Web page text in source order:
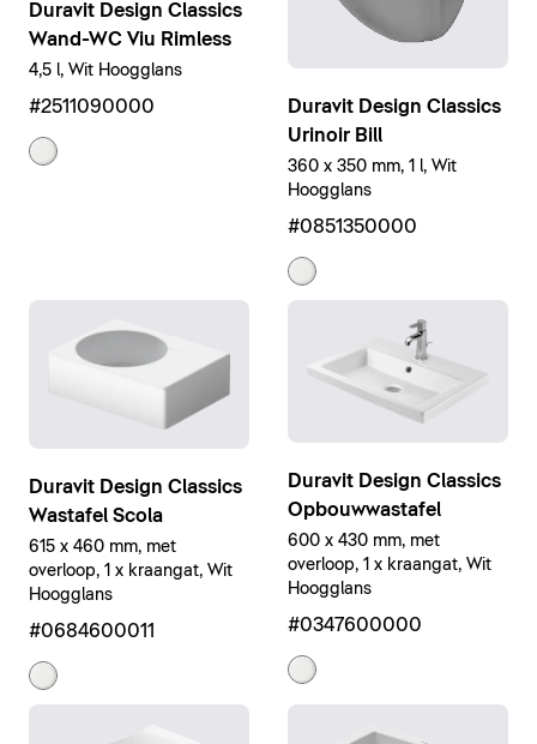
Duravit Design Classics
Wand-WC Viu Rimless
4,5 l, Wit Hoogglans
#2511090000
Duravit Design Classics
Urinoir Bill
360 x 350 mm, 1 l, Wit
Hoogglans
#0851350000
Duravit Design Classics
Wastafel Scola
615 x 460 mm, met
overloop, 1 x kraangat, Wit
Hoogglans
#0684600011
Duravit Design Classics
Opbouwwastafel
600 x 430 mm, met
overloop, 1 x kraangat, Wit
Hoogglans
#0347600000